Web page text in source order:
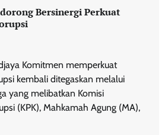
Bersinergi Perkuat
Komitmen memperkuat
kembali ditegaskan melalui
yang melibatkan Komisi
(KPK), Mahkamah Agung (MA),